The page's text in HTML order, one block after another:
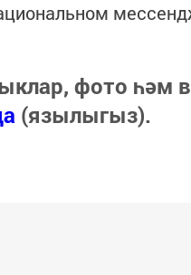
фото һәм
(язылыгыз).